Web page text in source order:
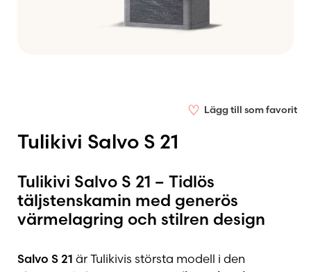
♡ Lägg till som favorit
Tulikivi Salvo S 21
Tulikivi Salvo S 21 – Tidlös
täljstenskamin med generös
värmelagring och stilren design
Salvo S 21 är Tulikivis största modell i den